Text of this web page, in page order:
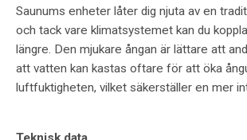
Saunums enheter låter dig njuta av en
och tack vare klimatsystemet kan du
längre. Den mjukare ångan är lättare att
att vatten kan kastas oftare för att öka
luftfuktigheten, vilket säkerställer en mer